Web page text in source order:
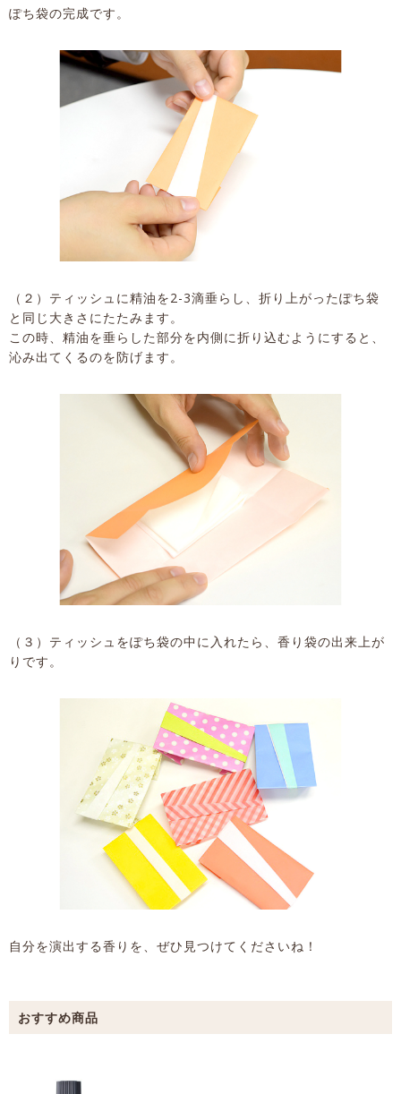
ぽち袋の完成です。
（２）ティッシュに精油を2-3滴垂らし、折り上がったぽち袋
と同じ大きさにたたみます。
この時、精油を垂らした部分を内側に折り込むようにすると、
沁み出てくるのを防げます。
（３）ティッシュをぽち袋の中に入れたら、香り袋の出来上が
りです。
自分を演出する香りを、ぜひ見つけてくださいね！